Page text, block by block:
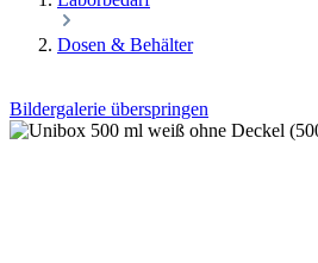
Dosen & Behälter
Bildergalerie überspringen